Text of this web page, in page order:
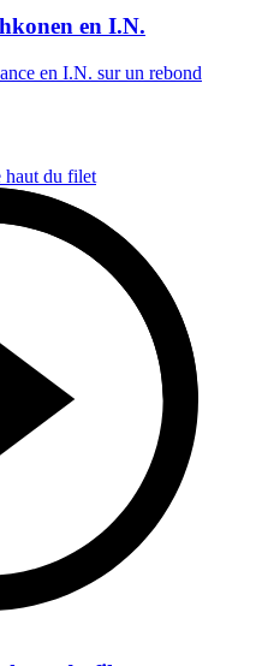
en I.N.
en I.N. sur un rebond